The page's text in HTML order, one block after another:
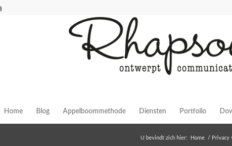
Home Blog Appelboommethode Diensten Portfolio
U bevindt zich hier: Home / Privacy